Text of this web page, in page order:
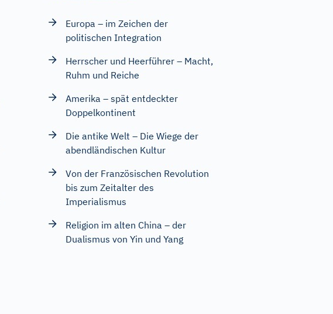
Europa – im Zeichen der
politischen Integration
Herrscher und Heerführer – Macht,
Ruhm und Reiche
Amerika – spät entdeckter
Doppelkontinent
Die antike Welt – Die Wiege der
abendländischen Kultur
Von der Französischen Revolution
bis zum Zeitalter des
Imperialismus
Religion im alten China – der
Dualismus von Yin und Yang